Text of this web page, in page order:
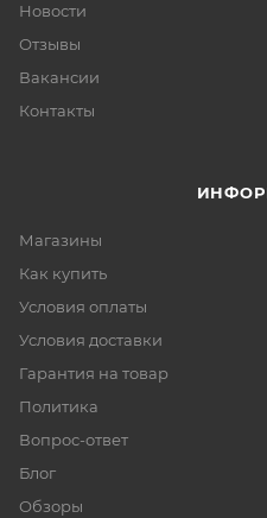
Новости
Отзывы
Вакансии
Контакты
Магазины
Как купить
Условия оплаты
Условия доставки
Гарантия на товар
Политика
Вопрос-ответ
Блог
Обзоры